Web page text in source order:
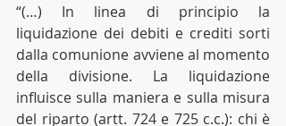
“(…) In linea di principio la
liquidazione dei debiti e crediti sorti
dalla comunione avviene al momento
della divisione. La liquidazione
influisce sulla maniera e sulla misura
del riparto (artt. 724 e 725 c.c.): chi è